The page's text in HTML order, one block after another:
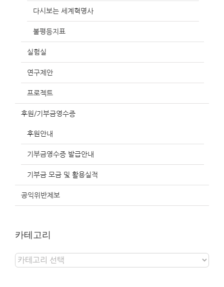
다시보는 세계혁명사
불평등지표
실험실
연구제안
프로젝트
후원/기부금영수증
후원안내
기부금영수증 발급안내
기부금 모금 및 활용실적
공익위반제보
카테고리
카
테